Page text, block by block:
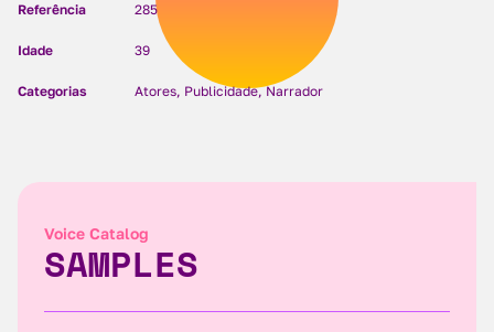
Referência 285
Idade 39
Categorias Atores, Publicidade, Narrador
Voice Catalog
SAMPLES